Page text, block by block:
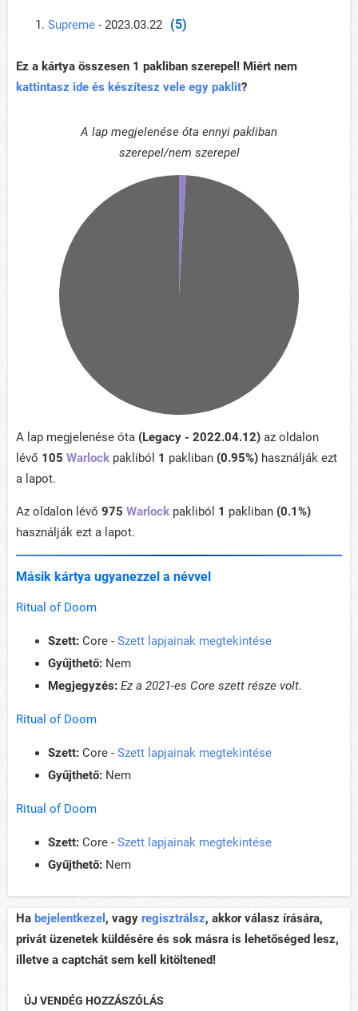
Supreme - 2023.03.22 (5)
Ez a kártya összesen 1 pakliban szerepel! Miért nem
kattintasz ide és készítesz vele egy paklit?
A lap megjelenése óta ennyi pakliban
szerepel/nem szerepel
A lap megjelenése óta (Legacy - 2022.04.12) az oldalon
lévő 105 Warlock pakliból 1 pakliban (0.95%) használják ezt
a lapot.
Az oldalon lévő 975 Warlock pakliból 1 pakliban (0.1%)
használják ezt a lapot.
Másik kártya ugyanezzel a névvel
Ritual of Doom
Szett: Core - Szett lapjainak megtekintése
Gyűjthető: Nem
Megjegyzés: Ez a 2021-es Core szett része volt.
Ritual of Doom
Szett: Core - Szett lapjainak megtekintése
Gyűjthető: Nem
Ritual of Doom
Szett: Core - Szett lapjainak megtekintése
Gyűjthető: Nem
Ha bejelentkezel , vagy regisztrálsz, akkor válasz írására,
privát üzenetek küldésére és sok másra is lehetőséged lesz,
illetve a captchát sem kell kitöltened!
ÚJ VENDÉG HOZZÁSZÓLÁS